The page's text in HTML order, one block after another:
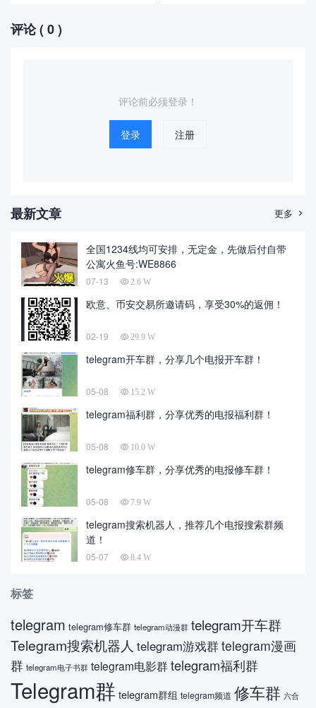
@btcyouliang 群组介绍：这个
币圈群创建的时间不长，去年
评论( 0 )
评论前必须登录！
登录 注册
最新文章 更多 
全国1234线均可安排，无定金，先做后付自带
公寓火鱼号:WE8866
07-13 2.6 W
欧意、币安交易所邀请码，享受30%的返佣！
02-19 29.9 W
telegram开车群，分享几个电报开车群！
05-08 15.2 W
telegram福利群，分享优秀的电报福利群！
05-08 10.0 W
telegram修车群，分享优秀的电报修车群！
05-08 7.9 W
telegram搜索机器人，推荐几个电报搜索群频
道！
05-07 8.4 W
标签
telegram telegram修车群 telegram动漫群 telegram开车群
Telegram搜索机器人 telegram游戏群telegram漫画
群 telegram电子书群 telegram电影群telegram福利群
Telegram群 telegram群组 telegram频道 修车群 六合